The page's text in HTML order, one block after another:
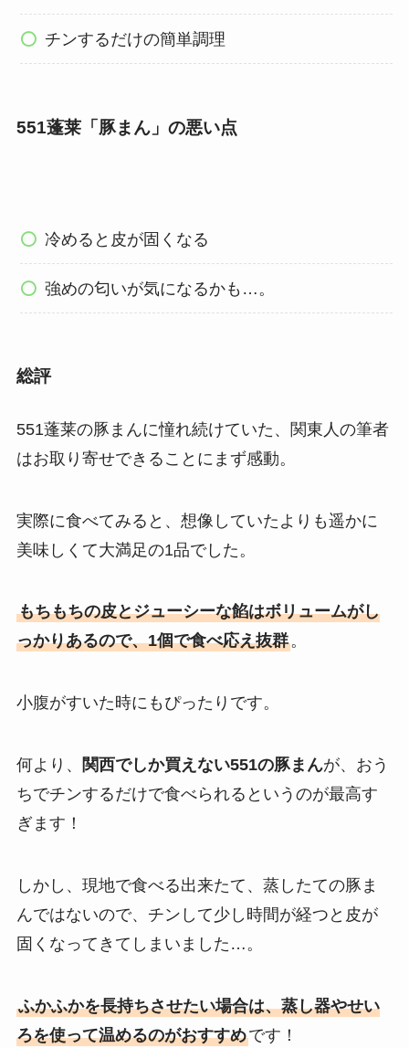
チンするだけの簡単調理
551蓬莱「豚まん」の悪い点
冷めると皮が固くなる
強めの匂いが気になるかも…。
総評
551蓬莱の豚まんに憧れ続けていた、関東人の筆者
はお取り寄せできることにまず感動。
実際に食べてみると、想像していたよりも遥かに
美味しくて大満足の1品でした。
もちもちの皮とジューシーな餡はボリュームがし
っかりあるので、1個で食べ応え抜群。
小腹がすいた時にもぴったりです。
何より、 関西でしか買えない551の豚まんが、おう
ちでチンするだけで食べられるというのが最高す
ぎます！
しかし、現地で食べる出来たて、蒸したての豚ま
んではないので、チンして少し時間が経つと皮が
固くなってきてしまいました…。
ふかふかを長持ちさせたい場合は、蒸し器やせい
ろを使って温めるのがおすすめです！